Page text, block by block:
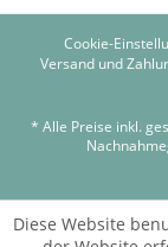
Cookie-
Versand und
* Alle Preise inkl.
Diese Website